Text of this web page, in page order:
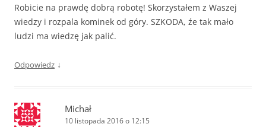
Robicie na prawdę dobrą robotę! Skorzystałem z Waszej
wiedzy i rozpala kominek od góry. SZKODA, źe tak mało
ludzi ma wiedzę jak palić.
Odpowiedz ↓
Michał
10 listopada 2016 o 12:15